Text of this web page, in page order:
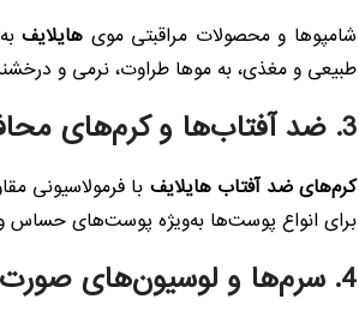
شامپوها و محصولات مراقبتی موی هایلایف
طبیعی و مغذی، به موها طراوت، نرمی و
3. ضد آفتاب‌ها و کرم‌های محافظتی
کرم‌های ضد آفتاب هایلایف
برای انواع پوست‌ها به‌ویژه پوست‌های حساس
4. سرم‌ها و لوسیون‌های صورت